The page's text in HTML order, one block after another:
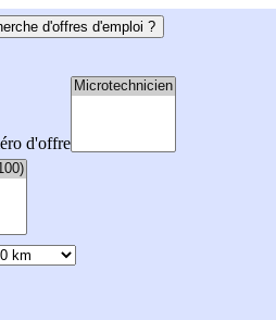
d'offres d'emploi ?
d'offre